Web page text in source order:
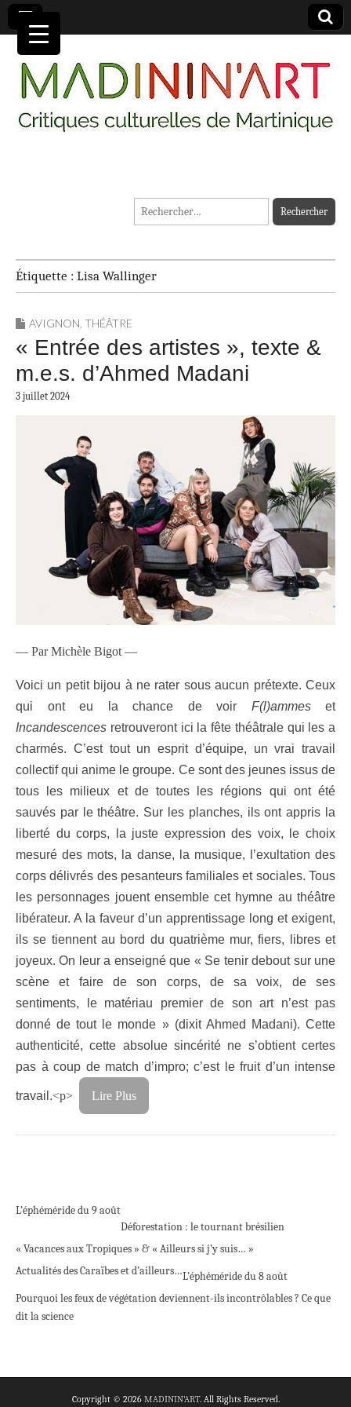
MADININ'ART
Rechercher :
Étiquette : Lisa Wallinger
AVIGNON, THÉÂTRE
« Entrée des artistes », texte &
m.e.s. d’Ahmed Madani
3 juillet 2024
— Par Michèle Bigot —
Voici un petit bijou à ne rater sous aucun prétexte. Ceux
qui ont eu la chance de voir F(l)ammes et
Incandescences retrouveront ici la fête théâtrale qui les a
charmés. C’est tout un esprit d’équipe, un vrai travail
collectif qui anime le groupe. Ce sont des jeunes issus de
tous les milieux et de toutes les régions qui ont été
sauvés par le théâtre. Sur les planches, ils ont appris la
liberté du corps, la juste expression des voix, le choix
mesuré des mots, la danse, la musique, l’exultation des
corps délivrés des pesanteurs familiales et sociales. Tous
les personnages jouent ensemble cet hymne au théâtre
libérateur. A la faveur d’un apprentissage long et exigent,
ils se tiennent au bord du quatrième mur, fiers, libres et
joyeux. On leur a enseigné que « Se tenir debout sur une
scène et faire de son corps, de sa voix, de ses
sentiments, le matériau premier de son art n’est pas
donné de tout le monde » (dixit Ahmed Madani). Cette
authenticité, cette absolue sincérité ne s’obtient certes
pas à coup de match d’impro; c’est le fruit d’un intense
travail.<p> Lire Plus
L’éphéméride du 9 août
Déforestation : le tournant brésilien
« Vacances aux Tropiques » & « Ailleurs si j’y suis… »
Actualités des Caraïbes et d’ailleurs…L’éphéméride du 8 août
Pourquoi les feux de végétation deviennent-ils incontrôlables ? Ce que
dit la science
Copyright © 2026 MADININ'ART. All Rights Reserved.